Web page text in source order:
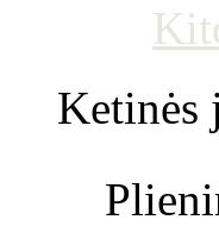
Ketinės